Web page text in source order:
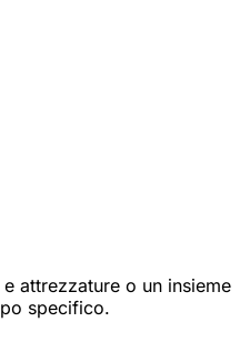
attrezzature o un insieme
specifico.